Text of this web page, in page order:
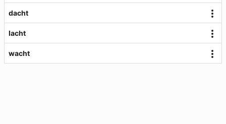
dacht
lacht
wacht